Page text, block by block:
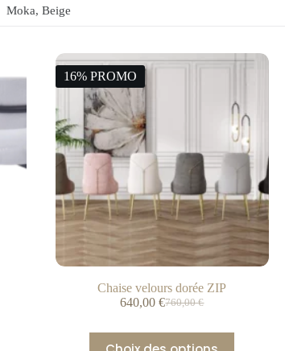
Moka, Beige
16% PROMO
Chaise velours dorée ZIP
760,00€
640,00€